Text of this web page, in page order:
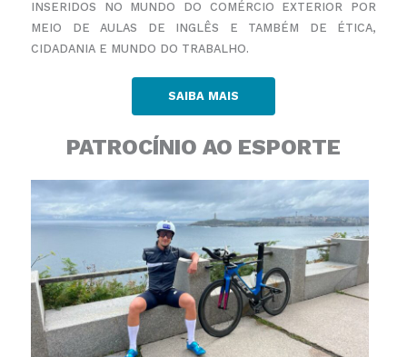
INSERIDOS NO MUNDO DO COMÉRCIO EXTERIOR POR
MEIO DE AULAS DE INGLÊS E TAMBÉM DE ÉTICA,
CIDADANIA E MUNDO DO TRABALHO.
SAIBA MAIS
PATROCÍNIO AO ESPORTE